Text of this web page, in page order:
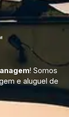
! Somos
e aluguel de